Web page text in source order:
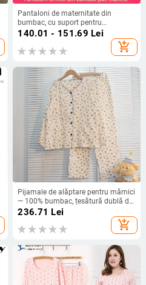
Pantaloni de maternitate din
bumbac, cu suport pentru
abdomen, lungi, croială
confortabilă, pantaloni de toamnă
pentru pijama
140.01 - 151.69 Lei
add_shopping_cart
Pijamale de alăptare pentru mămici
— 100% bumbac, țesătură dublă din
muselină, acces pentru alăptare
ascuns, mâneci lungi, pantaloni cu
lungime integrală
236.71 Lei
add_shopping_cart